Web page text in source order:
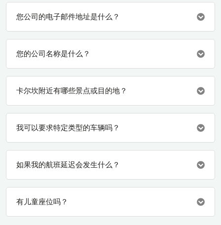
您公司的电子邮件地址是什么？
您的公司名称是什么？
卡尔坎附近有哪些景点或目的地？
我可以要求特定类型的车辆吗？
如果我的航班延迟会发生什么？
有儿童座位吗？